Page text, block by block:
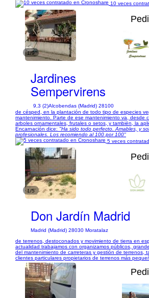
10 veces
1/9
Jardines
Sempervirens
9,3 (2)Alcobendas (Madrid) 28100
de césped, en la plantación de todo tipo de especies
mantenimiento. Parte de ese mantenimiento va, desde
arboles ornamentales, frutales o setos, y también, la
Encarnación dice: "Ha sido todo perfecto. Amables, y
profesionales. Los recomiendo al 100 por 100"
5 veces
1/5
Don Jardín Madrid
Madrid (Madrid) 28030 Moratalaz
de terrenos, destoconados y movimiento de tierra en
actualidad trabajamos con organizamos públicos,
del mantenimiento de carreteras y gestión de terrenos,
clientes particulares propietarios de terrenos más